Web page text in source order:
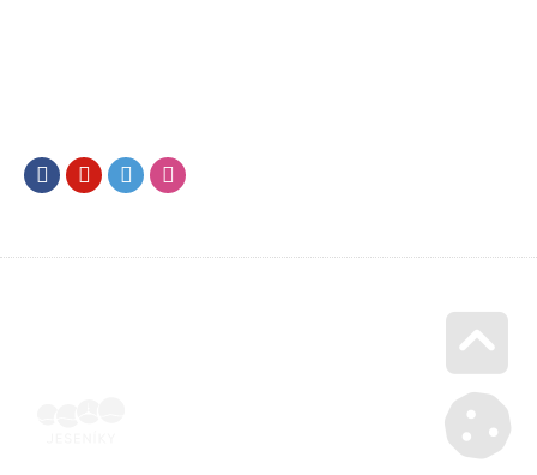
FacebookYoutubeTwitter
Go